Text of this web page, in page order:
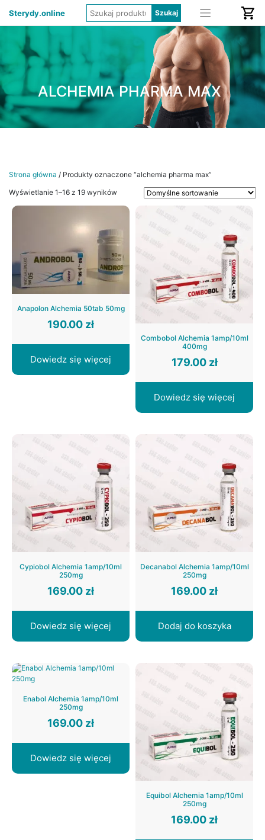
Sterydy.online
ALCHEMIA PHARMA MAX
Strona główna / Produkty oznaczone “alchemia pharma max”
Wyświetlanie 1–16 z 19 wyników
Anapolon Alchemia 50tab 50mg
190.00 zł
Dowiedz się więcej
Combobol Alchemia 1amp/10ml
400mg
179.00 zł
Dowiedz się więcej
Cypiobol Alchemia 1amp/10ml
250mg
169.00 zł
Dowiedz się więcej
Decanabol Alchemia 1amp/10ml
250mg
169.00 zł
Dodaj do koszyka
Enabol Alchemia 1amp/10ml
250mg
169.00 zł
Dowiedz się więcej
Equibol Alchemia 1amp/10ml
250mg
169.00 zł